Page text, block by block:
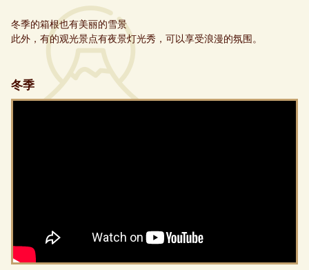
冬季的箱根也有美丽的雪景
此外，有的观光景点有夜景灯光秀，可以享受浪漫的氛围。
冬季